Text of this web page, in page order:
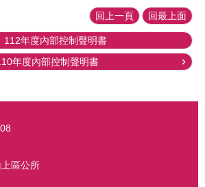
回上一頁 回最上面
112年度內部控制聲明書
年度內部控制聲明書
區公所